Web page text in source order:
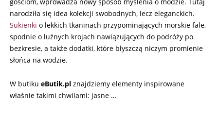
gościom, wprowadza nowy sposób myślenia o modzie. Tutaj
narodziła się idea kolekcji swobodnych, lecz eleganckich.
Sukienki o lekkich tkaninach przypominających morskie fale,
spodnie o luźnych krojach nawiązujących do podróży po
bezkresie, a także dodatki, które błyszczą niczym promienie
słońca na wodzie.
W butiku eButik.pl znajdziemy elementy inspirowane
właśnie takimi chwilami: jasne …